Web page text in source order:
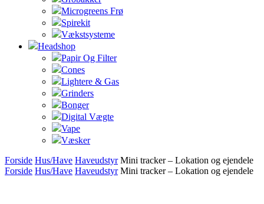
Microgreens Frø
Spirekit
Vækstsysteme
Headshop
Papir Og Filter
Cones
Lightere & Gas
Grinders
Bonger
Digital Vægte
Vape
Væsker
Forside Hus/Have Haveudstyr Mini tracker – Lokation og ejendele
Forside Hus/Have Haveudstyr Mini tracker – Lokation og ejendele